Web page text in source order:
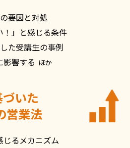
要因と対処
！」と感じる条件
た受講生の事例
影響する ほか
いた
営業法
るメカニズム